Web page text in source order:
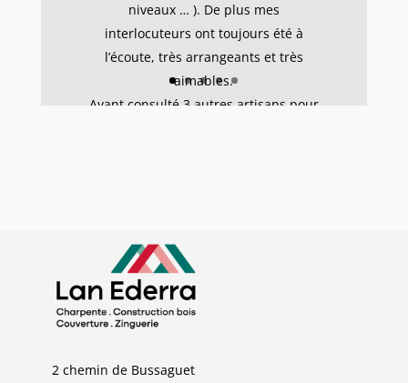
niveaux … ). De plus mes
interlocuteurs ont toujours été à
l’écoute, très arrangeants et très
aimables.
Ayant consulté 3 autres artisans pour
2 chemin de Bussaguet